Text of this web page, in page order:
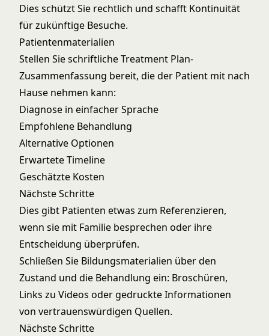
Dies schützt Sie rechtlich und schafft Kontinuität
für zukünftige Besuche.
Patientenmaterialien
Stellen Sie schriftliche Treatment Plan-
Zusammenfassung bereit, die der Patient mit nach
Hause nehmen kann:
Diagnose in einfacher Sprache
Empfohlene Behandlung
Alternative Optionen
Erwartete Timeline
Geschätzte Kosten
Nächste Schritte
Dies gibt Patienten etwas zum Referenzieren,
wenn sie mit Familie besprechen oder ihre
Entscheidung überprüfen.
Schließen Sie Bildungsmaterialien über den
Zustand und die Behandlung ein: Broschüren,
Links zu Videos oder gedruckte Informationen
von vertrauenswürdigen Quellen.
Nächste Schritte